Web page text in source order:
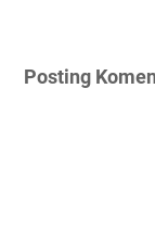
Posting